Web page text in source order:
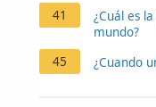
41
¿Cuál es
mundo?
45
¿Cuando